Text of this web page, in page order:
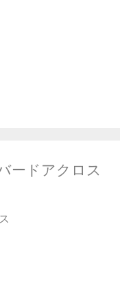
ードアクロス